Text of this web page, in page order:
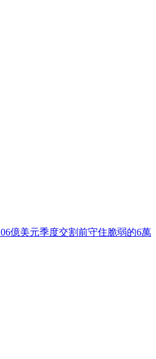
06億美元季度交割前守住脆弱的6萬